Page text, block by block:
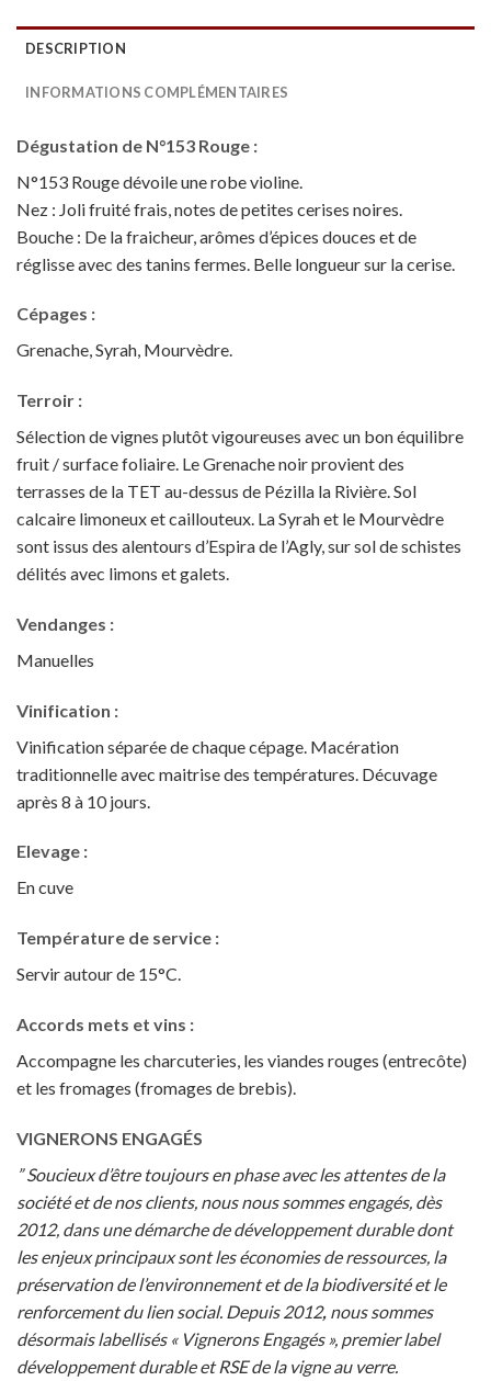
DESCRIPTION
INFORMATIONS COMPLÉMENTAIRES
Dégustation de N°153 Rouge :
N°153 Rouge dévoile une robe violine.
Nez : Joli fruité frais, notes de petites cerises noires.
Bouche : De la fraicheur, arômes d’épices douces et de
réglisse avec des tanins fermes. Belle longueur sur la cerise.
Cépages :
Grenache, Syrah, Mourvèdre.
Terroir :
Sélection de vignes plutôt vigoureuses avec un bon équilibre
fruit / surface foliaire. Le Grenache noir provient des
terrasses de la TET au-dessus de Pézilla la Rivière. Sol
calcaire limoneux et caillouteux. La Syrah et le Mourvèdre
sont issus des alentours d’Espira de l’Agly, sur sol de schistes
délités avec limons et galets.
Vendanges :
Manuelles
Vinification :
Vinification séparée de chaque cépage. Macération
traditionnelle avec maitrise des températures. Décuvage
après 8 à 10 jours.
Elevage :
En cuve
Température de service :
Servir autour de 15°C.
Accords mets et vins :
Accompagne les charcuteries, les viandes rouges (entrecôte)
et les fromages (fromages de brebis).
VIGNERONS ENGAGÉS
” Soucieux d’être toujours en phase avec les attentes de la
société et de nos clients, nous nous sommes engagés, dès
2012, dans une démarche de développement durable dont
les enjeux principaux sont les économies de ressources, la
préservation de l’environnement et de la biodiversité et le
renforcement du lien social. Depuis 2012, nous sommes
désormais labellisés « Vignerons Engagés », premier label
développement durable et RSE de la vigne au verre.